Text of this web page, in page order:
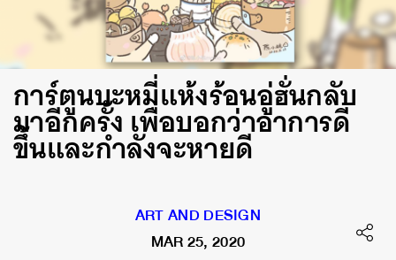
การ์ตูนบะหมี่แห้งร้อนอู่ฮั่นกลับ
มาอีกครั้ง เพื่อบอกว่าอาการดี
ขึ้นและกำลังจะหายดี
ART AND DESIGN
MAR 25, 2020